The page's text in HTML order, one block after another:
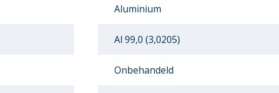
Aluminium
Al 99,0 (3,0205)
Onbehandeld